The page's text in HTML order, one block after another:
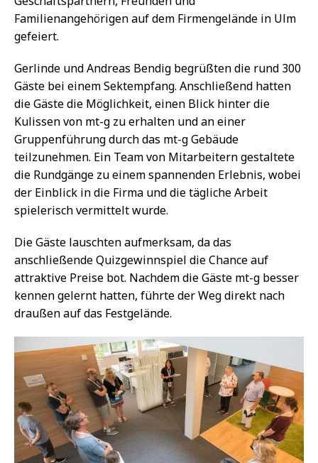
Familienangehörigen auf dem Firmengelände in Ulm
gefeiert.
Gerlinde und Andreas Bendig begrüßten die rund 300
Gäste bei einem Sektempfang. Anschließend hatten
die Gäste die Möglichkeit, einen Blick hinter die
Kulissen von mt-g zu erhalten und an einer
Gruppenführung durch das mt-g Gebäude
teilzunehmen. Ein Team von Mitarbeitern gestaltete
die Rundgänge zu einem spannenden Erlebnis, wobei
der Einblick in die Firma und die tägliche Arbeit
spielerisch vermittelt wurde.
Die Gäste lauschten aufmerksam, da das
anschließende Quizgewinnspiel die Chance auf
attraktive Preise bot. Nachdem die Gäste mt-g besser
kennen gelernt hatten, führte der Weg direkt nach
draußen auf das Festgelände.